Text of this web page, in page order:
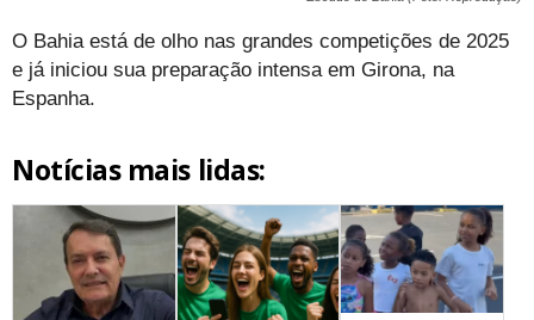
O Bahia está de olho nas grandes competições de 2025
e já iniciou sua preparação intensa em Girona, na
Espanha.
Notícias mais lidas: